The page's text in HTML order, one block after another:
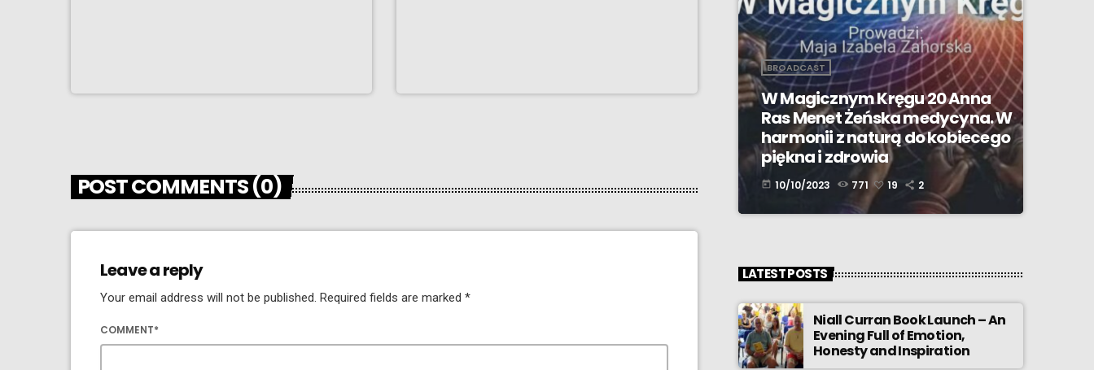
POST COMMENTS (0)
Leave a reply
Your email address will not be published. Required fields are marked *
COMMENT*
BROADCAST
W Magicznym Kręgu 20 Anna
Ras Menet Żeńska medycyna. W
harmonii z naturą do kobiecego
piękna i zdrowia
today 10/10/2023 771 19 2
LATEST POSTS
Niall Curran Book Launch – An
Evening Full of Emotion,
Honesty and Inspiration